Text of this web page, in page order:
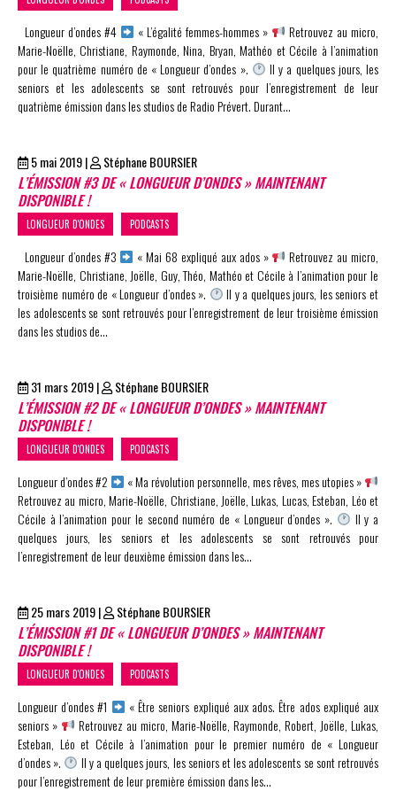
Longueur d’ondes #4 « L’égalité femmes-hommes »
Retrouvez au micro,
Marie-Noëlle, Christiane, Raymonde, Nina, Bryan, Mathéo et Cécile à l’animation
pour le quatrième numéro de « Longueur d’ondes ».
Il y a quelques jours, les
seniors et les adolescents se sont retrouvés pour l’enregistrement de leur
quatrième émission dans les studios de Radio Prévert. Durant…
5 mai 2019| Stéphane BOURSIER
L’ÉMISSION #3 DE « LONGUEUR D’ONDES » MAINTENANT
DISPONIBLE !
LONGUEUR D'ONDES PODCASTS
Longueur d’ondes #3 « Mai 68 expliqué aux ados »
Retrouvez au micro,
Marie-Noëlle, Christiane, Joëlle, Guy, Théo, Mathéo et Cécile à l’animation pour le
troisième numéro de « Longueur d’ondes ».
Il y a quelques jours, les seniors et
les adolescents se sont retrouvés pour l’enregistrement de leur troisième émission
dans les studios de…
31 mars 2019| Stéphane BOURSIER
L’ÉMISSION #2 DE « LONGUEUR D’ONDES » MAINTENANT
DISPONIBLE !
LONGUEUR D'ONDES PODCASTS
Longueur d’ondes #2
« Ma révolution personnelle, mes rêves, mes utopies »
Retrouvez au micro, Marie-Noëlle, Christiane, Joëlle, Lukas, Lucas, Esteban, Léo et
Cécile à l’animation pour le second numéro de « Longueur d’ondes ».
Il y a
quelques jours, les seniors et les adolescents se sont retrouvés pour
l’enregistrement de leur deuxième émission dans les…
25 mars 2019| Stéphane BOURSIER
L’ÉMISSION #1 DE « LONGUEUR D’ONDES » MAINTENANT
DISPONIBLE !
LONGUEUR D'ONDES PODCASTS
Longueur d’ondes #1
« Être seniors expliqué aux ados. Être ados expliqué aux
seniors »
Retrouvez au micro, Marie-Noëlle, Raymonde, Robert, Joëlle, Lukas,
Esteban, Léo et Cécile à l’animation pour le premier numéro de « Longueur
d’ondes ».
Il y a quelques jours, les seniors et les adolescents se sont retrouvés
pour l’enregistrement de leur première émission dans les…